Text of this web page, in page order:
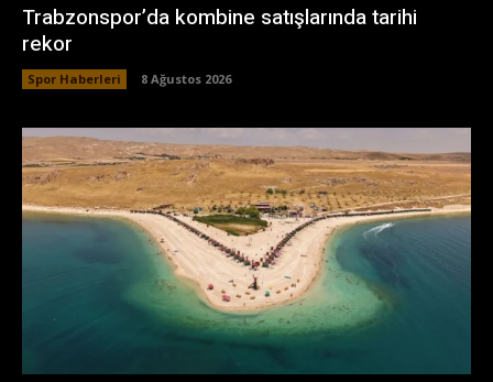
Trabzonspor’da kombine satışlarında tarihi
rekor
Spor Haberleri 8 Ağustos 2026